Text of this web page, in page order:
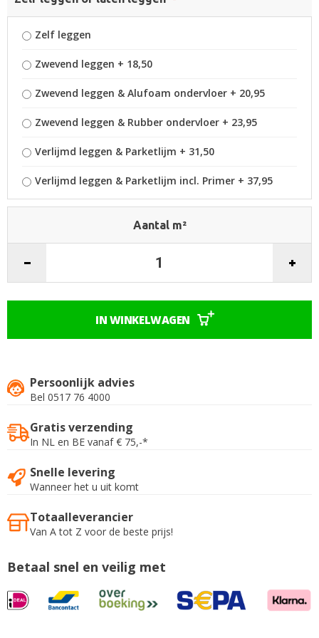
Zelf leggen
Zwevend leggen + 18,50
Zwevend leggen & Alufoam ondervloer + 20,95
Zwevend leggen & Rubber ondervloer + 23,95
Verlijmd leggen & Parketlijm + 31,50
Verlijmd leggen & Parketlijm incl. Primer + 37,95
Aantal m²
IN WINKELWAGEN
Persoonlijk advies
Bel 0517 76 4000
Gratis verzending
In NL en BE vanaf € 75,-*
Snelle levering
Wanneer het u uit komt
Totaalleverancier
Van A tot Z voor de beste prijs!
Betaal snel en veilig met